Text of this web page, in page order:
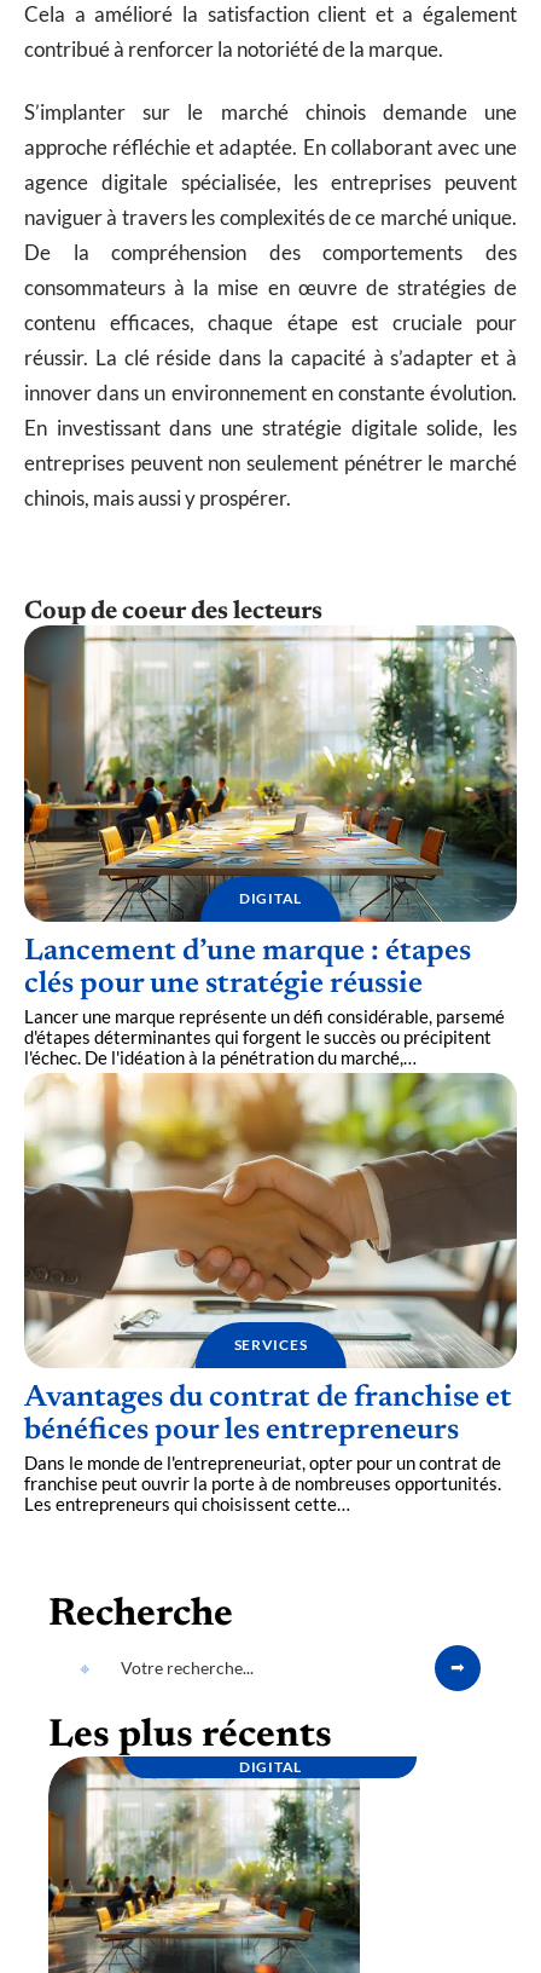
Cela a amélioré la satisfaction client et a également
contribué à renforcer la notoriété de la marque.
S’implanter sur le marché chinois demande une
approche réfléchie et adaptée. En collaborant avec une
agence digitale spécialisée, les entreprises peuvent
naviguer à travers les complexités de ce marché unique.
De la compréhension des comportements des
consommateurs à la mise en œuvre de stratégies de
contenu efficaces, chaque étape est cruciale pour
réussir. La clé réside dans la capacité à s’adapter et à
innover dans un environnement en constante évolution.
En investissant dans une stratégie digitale solide, les
entreprises peuvent non seulement pénétrer le marché
chinois, mais aussi y prospérer.
Coup de coeur des lecteurs
DIGITAL
Lancement d’une marque : étapes
clés pour une stratégie réussie
Lancer une marque représente un défi considérable, parsemé
d'étapes déterminantes qui forgent le succès ou précipitent
l'échec. De l'idéation à la pénétration du marché,
SERVICES
Avantages du contrat de franchise et
bénéfices pour les entrepreneurs
Dans le monde de l'entrepreneuriat, opter pour un contrat de
franchise peut ouvrir la porte à de nombreuses opportunités.
Les entrepreneurs qui choisissent cette…
Recherche
Les plus récents
DIGITAL